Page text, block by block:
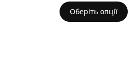
Оберіть опції